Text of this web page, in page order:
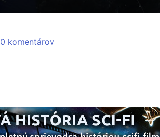
0 komentárov